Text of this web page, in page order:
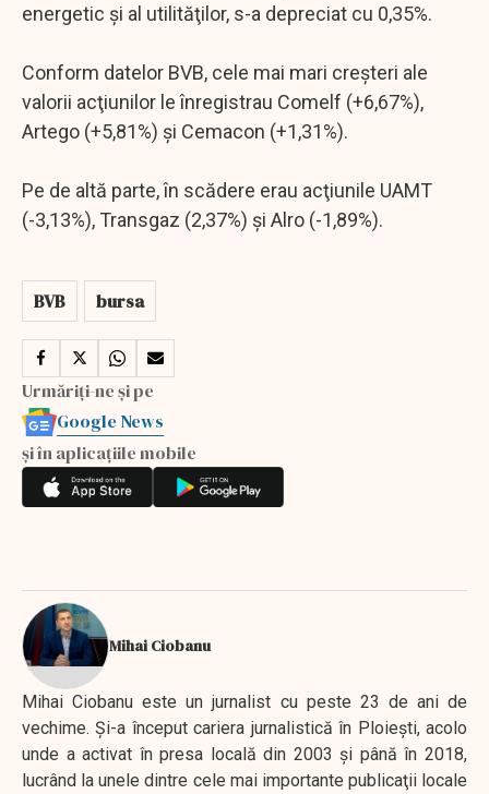
energetic şi al utilităţilor, s-a depreciat cu 0,35%.
Conform datelor BVB, cele mai mari creşteri ale
valorii acţiunilor le înregistrau Comelf (+6,67%),
Artego (+5,81%) şi Cemacon (+1,31%).
Pe de altă parte, în scădere erau acţiunile UAMT
(-3,13%), Transgaz (2,37%) şi Alro (-1,89%).
BVB bursa
Urmăriți-ne și pe
Google News
și în aplicațiile mobile
Mihai Ciobanu
Mihai Ciobanu este un jurnalist cu peste 23 de ani de
vechime. Şi-a început cariera jurnalistică în Ploieşti, acolo
unde a activat în presa locală din 2003 şi până în 2018,
lucrând la unele dintre cele mai importante publicaţii locale